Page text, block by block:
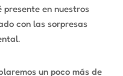
en nuestros
con las sorpresas
un poco más de